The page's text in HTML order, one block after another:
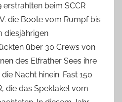
n
D
a
n
i
e
l
J
beim SCCR
die Boote vom Rumpf bis
diesjährigen
über 30 Crews von
des Elfrather Sees ihre
Nacht hinein. Fast 150
die das Spektakel vom